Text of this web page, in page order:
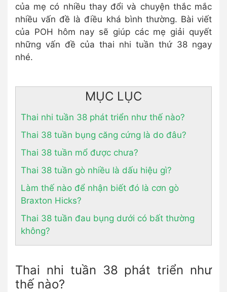
của mẹ có nhiều thay đổi và chuyện thắc mắc
nhiều vấn đề là điều khá bình thường. Bài viết
của POH hôm nay sẽ giúp các mẹ giải quyết
những vấn đề của thai nhi tuần thứ 38 ngay
nhé.
MỤC LỤC
Thai nhi tuần 38 phát triển như thế nào?
Thai 38 tuần bụng căng cứng là do đâu?
Thai 38 tuần mổ được chưa?
Thai 38 tuần gò nhiều là dấu hiệu gì?
Làm thế nào để nhận biết đó là cơn gò
Braxton Hicks?
Thai 38 tuần đau bụng dưới có bất thường
không?
Thai nhi tuần 38 phát triển như
thế nào?